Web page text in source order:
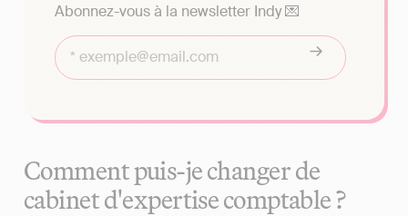
Abonnez-vous à la newsletter Indy 💌
Comment puis-je changer de
cabinet d'expertise comptable ?